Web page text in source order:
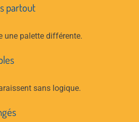
partout
une palette différente.
sans logique.